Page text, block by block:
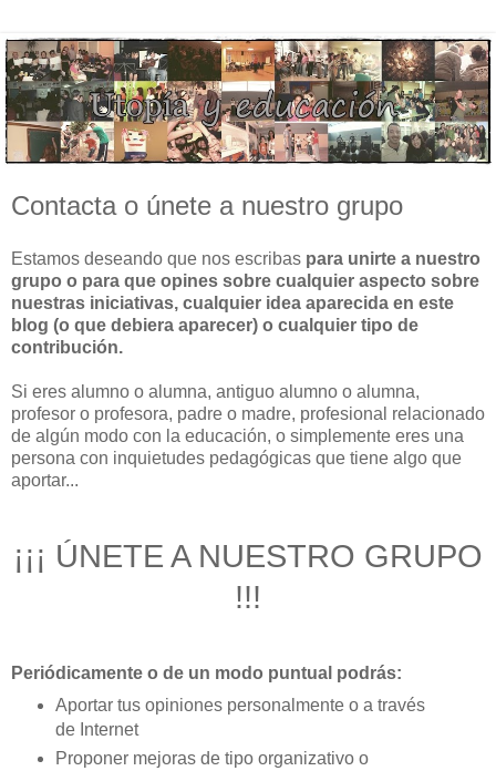
Contacta o únete a nuestro grupo
Estamos deseando que nos escribas para unirte a nuestro
grupo o para que opines sobre cualquier aspecto sobre
nuestras iniciativas, cualquier idea aparecida en este
blog (o que debiera aparecer) o cualquier tipo de
contribución.
Si eres alumno o alumna, antiguo alumno o alumna,
profesor o profesora, padre o madre, profesional relacionado
de algún modo con la educación, o simplemente eres una
persona con inquietudes pedagógicas que tiene algo que
aportar...
¡¡¡ ÚNETE A NUESTRO GRUPO
!!!
Periódicamente o de un modo puntual podrás:
Aportar tus opiniones personalmente o a través
de Internet
Proponer mejoras de tipo organizativo o